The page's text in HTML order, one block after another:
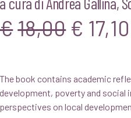
€18,00 Il
€ 17,10
The book contains academic
development, poverty and social
perspectives on local